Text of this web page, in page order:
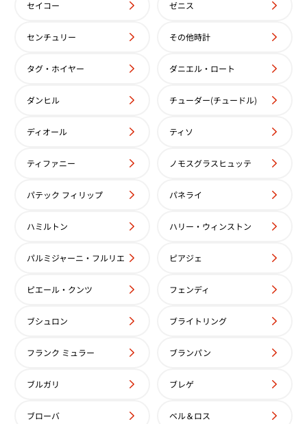
イトジャスト PT ブルー
合わせください
ロレックス デイトジャスト
価格はお問い合わせください
セイコー ゼニス
センチュリー その他時計
タグ・ホイヤー ダニエル・ロート
ダンヒル チューダー(チュードル)
ディオール ティソ
ティファニー ノモスグラスヒュッテ
パテック フィリップ パネライ
ハミルトン ハリー・ウィンストン
パルミジャーニ・フルリエ ピアジェ
ピエール・クンツ フェンディ
ブシュロン ブライトリング
フランク ミュラー ブランパン
ブルガリ ブレゲ
ブローバ ベル＆ロス